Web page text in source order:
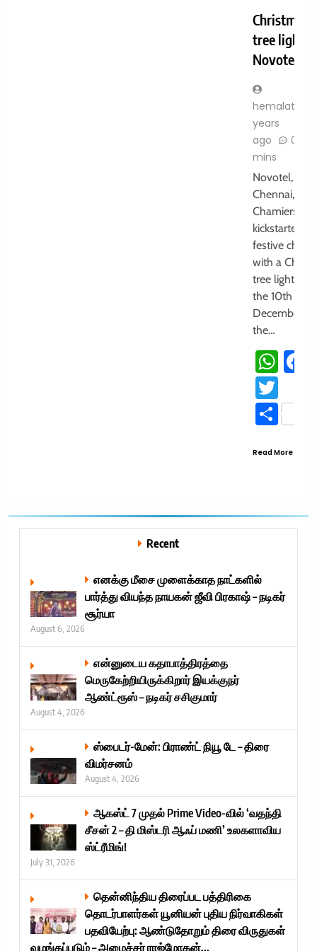
Christmas
tree
Novotel
hemalatha
years
ago
0
mins
Novotel,
Chennai,
Chamiers
kickstarted
festive cheer
with a
tree lighting
the 10th of
December in
the…
Read More
Recent
எனக்கு மீசை முளைக்காத நாட்களில்
பார்த்து வியந்த நாயகன் ஜீவி பிரகாஷ் – நடிகர்
சூர்யா
August 6, 2026
என்னுடைய கதாபாத்திரத்தை
மெருகேற்றியிருக்கிறார் இயக்குநர்
ஆண்ட்ரூஸ் – நடிகர் சசிகுமார்
August 4, 2026
ஸ்பைடர்-மேன்: பிராண்ட் நியூ டே – திரை
விமர்சனம்
August 4, 2026
ஆகஸ்ட் 7 முதல் Prime Video-வில் ‘வதந்தி
சீசன் 2 – தி மிஸ்டரி ஆஃப் மணி’ உலகளாவிய
ஸ்ட்ரீமிங்!
July 31, 2026
தென்னிந்திய திரைப்பட பத்திரிகை
தொடர்பாளர்கள் யூனியன் புதிய நிர்வாகிகள்
பதவியேற்பு: ஆண்டுதோறும் திரை விருதுகள்
வழங்கப்படும் – அமைச்சர் ராஜ்மோகன்...